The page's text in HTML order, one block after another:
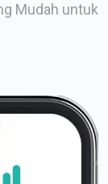
Mudah untuk